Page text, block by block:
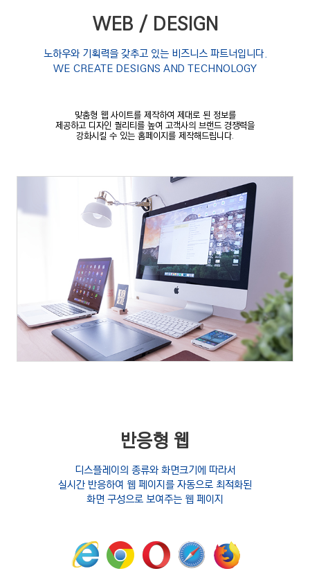
WEB / DESIGN
노하우와 기획력을 갖추고 있는 비즈니스 파트너입니다.
WE CREATE DESIGNS AND TECHNOLOGY
맞춤형 웹 사이트를 제작하여 제대로 된 정보를
제공하고 디자인 퀄리티를 높여 고객사의 브랜드 경쟁력을
강화시킬 수 있는 홈페이지를 제작해드립니다.
반응형 웹
디스플레이의 종류와 화면크기에 따라서
실시간 반응하여 웹 페이지를 자동으로 최적화된
화면 구성으로 보여주는 웹 페이지